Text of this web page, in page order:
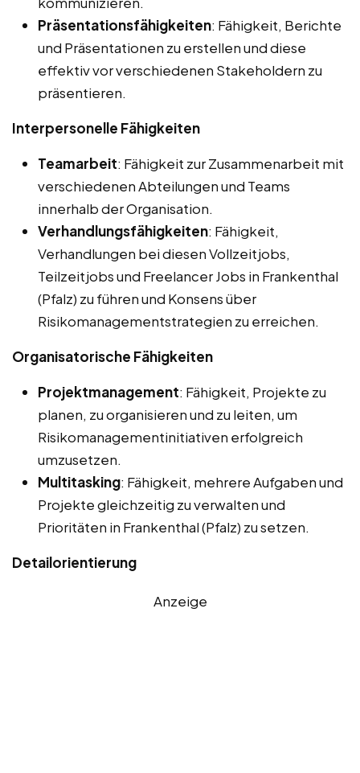
Präsentationsfähigkeiten: Fähigkeit, Berichte
und Präsentationen zu erstellen und diese
effektiv vor verschiedenen Stakeholdern zu
präsentieren.
Interpersonelle Fähigkeiten
Teamarbeit: Fähigkeit zur Zusammenarbeit mit
verschiedenen Abteilungen und Teams
innerhalb der Organisation.
Verhandlungsfähigkeiten: Fähigkeit,
Verhandlungen bei diesen Vollzeitjobs,
Teilzeitjobs und Freelancer Jobs in Frankenthal
(Pfalz) zu führen und Konsens über
Risikomanagementstrategien zu erreichen.
Organisatorische Fähigkeiten
Projektmanagement: Fähigkeit, Projekte zu
planen, zu organisieren und zu leiten, um
Risikomanagementinitiativen erfolgreich
umzusetzen.
Multitasking: Fähigkeit, mehrere Aufgaben und
Projekte gleichzeitig zu verwalten und
Prioritäten in Frankenthal (Pfalz) zu setzen.
Detailorientierung
Anzeige